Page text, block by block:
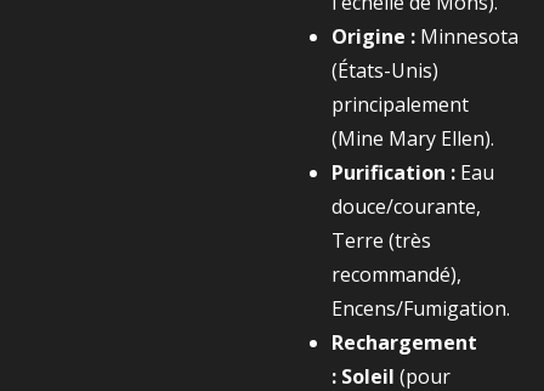
Origine : Minnesota
(États-Unis)
principalement
(Mine Mary Ellen).
Purification : Eau
douce/courante,
Terre (très
recommandé),
Encens/Fumigation.
Rechargement
: Soleil (pour